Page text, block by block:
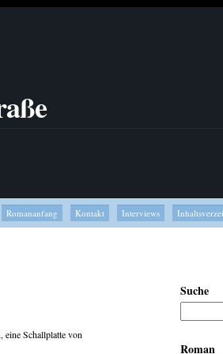
Romananfang Kontakt Interviews
eine Schallplatte von
Suche
Roman